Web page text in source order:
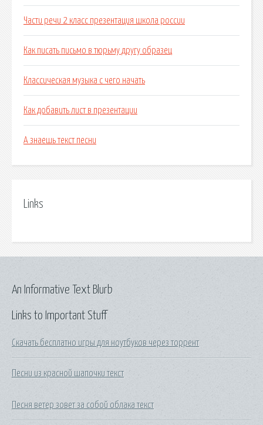
Части речи 2 класс презентация школа россии
Как писать письмо в тюрьму другу образец
Классическая музыка с чего начать
Как добавить лист в презентации
А знаешь текст песни
Links
Links to Important Stuff
Скачать бесплатно игры для ноутбуков через торрент
Песни из красной шапочки текст
Песня ветер зовет за собой облака текст
An Informative Text Blurb